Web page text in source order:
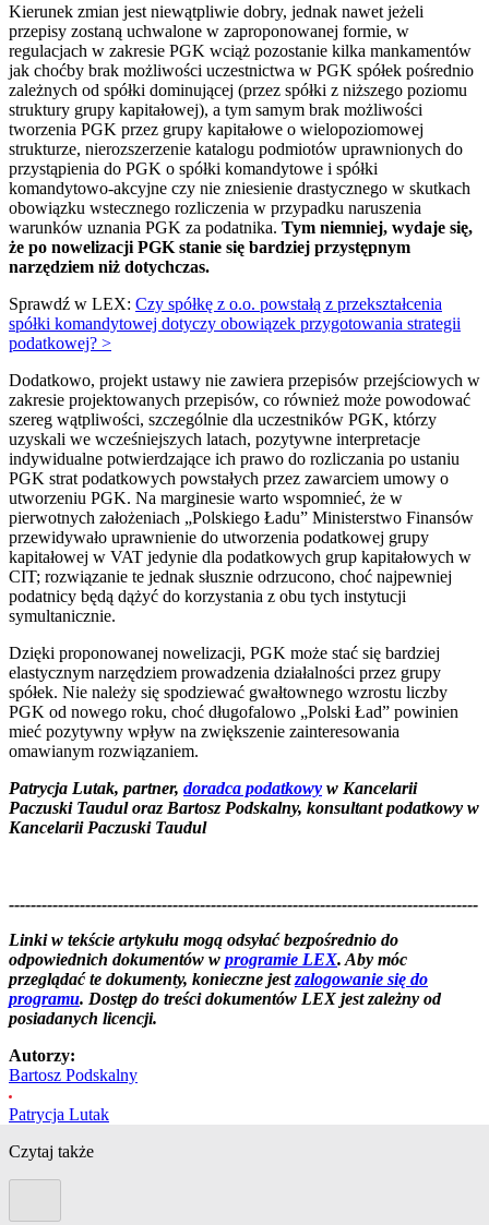
Kierunek zmian jest niewątpliwie dobry, jednak nawet jeżeli
przepisy zostaną uchwalone w zaproponowanej formie, w
regulacjach w zakresie PGK wciąż pozostanie kilka mankamentów
jak choćby brak możliwości uczestnictwa w PGK spółek pośrednio
zależnych od spółki dominującej (przez spółki z niższego poziomu
struktury grupy kapitałowej), a tym samym brak możliwości
tworzenia PGK przez grupy kapitałowe o wielopoziomowej
strukturze, nierozszerzenie katalogu podmiotów uprawnionych do
przystąpienia do PGK o spółki komandytowe i spółki
komandytowo-akcyjne czy nie zniesienie drastycznego w skutkach
obowiązku wstecznego rozliczenia w przypadku naruszenia
warunków uznania PGK za podatnika. Tym niemniej, wydaje się,
że po nowelizacji PGK stanie się bardziej przystępnym
narzędziem niż dotychczas.
Sprawdź w LEX: Czy spółkę z o.o. powstałą z przekształcenia
spółki komandytowej dotyczy obowiązek przygotowania strategii
podatkowej? >
Dodatkowo, projekt ustawy nie zawiera przepisów przejściowych w
zakresie projektowanych przepisów, co również może powodować
szereg wątpliwości, szczególnie dla uczestników PGK, którzy
uzyskali we wcześniejszych latach, pozytywne interpretacje
indywidualne potwierdzające ich prawo do rozliczania po ustaniu
PGK strat podatkowych powstałych przez zawarciem umowy o
utworzeniu PGK. Na marginesie warto wspomnieć, że w
pierwotnych założeniach „Polskiego Ładu” Ministerstwo Finansów
przewidywało uprawnienie do utworzenia podatkowej grupy
kapitałowej w VAT jedynie dla podatkowych grup kapitałowych w
CIT; rozwiązanie te jednak słusznie odrzucono, choć najpewniej
podatnicy będą dążyć do korzystania z obu tych instytucji
symultanicznie.
Dzięki proponowanej nowelizacji, PGK może stać się bardziej
elastycznym narzędziem prowadzenia działalności przez grupy
spółek. Nie należy się spodziewać gwałtownego wzrostu liczby
PGK od nowego roku, choć długofalowo „Polski Ład” powinien
mieć pozytywny wpływ na zwiększenie zainteresowania
omawianym rozwiązaniem.
Patrycja Lutak, partner, doradca podatkowy w Kancelarii
Paczuski Taudul oraz Bartosz Podskalny, konsultant podatkowy w
Kancelarii Paczuski Taudul
--------------------------------------------------------------------------------------
Linki w tekście artykułu mogą odsyłać bezpośrednio do
odpowiednich dokumentów w programie LEX. Aby móc
przeglądać te dokumenty, konieczne jestzalogowanie się do
programu. Dostęp do treści dokumentów LEX jest zależny od
posiadanych licencji.
Autorzy:
Bartosz Podskalny
Patrycja Lutak
Czytaj także